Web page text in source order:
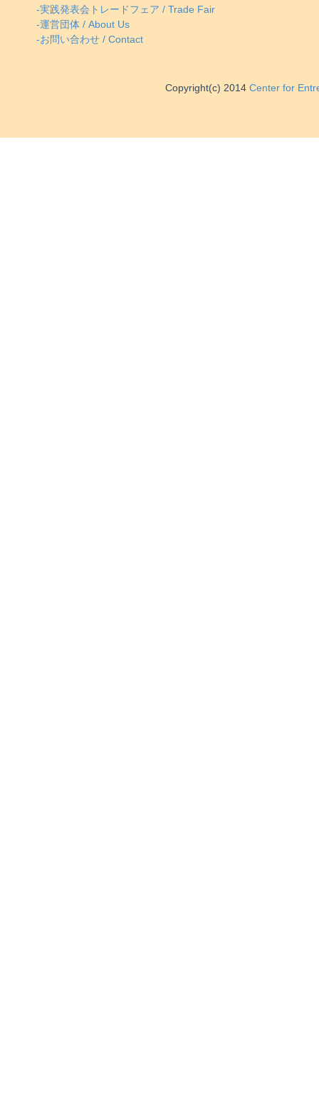
-実践発表会トレードフェア / Trade Fair
-運営団体 / About Us
-お問い合わせ / Contact
Copyright(c) 2014 Center for